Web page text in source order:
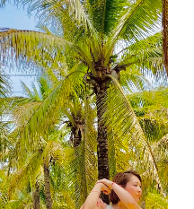
・ご予約 〉
6586
お電話ください